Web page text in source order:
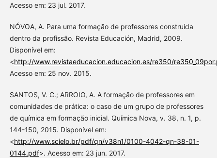
Acesso em: 23 jul. 2017.
NÓVOA, A. Para uma formação de professores construída
dentro da profissão. Revista Educación, Madrid, 2009.
Disponível em:
<http://www.revistaeducacion.educacion.es/re350/
Acesso em: 25 nov. 2015.
SANTOS, V. C.; ARROIO, A. A formação de professores em
comunidades de prática: o caso de um grupo de professores
de química em formação inicial. Química Nova, v. 38, n. 1, p.
144-150, 2015. Disponível em:
<http://www.scielo.br/pdf/qn/v38n1/0100-4042-qn-38-01-
0144.pdf>. Acesso em: 23 jun. 2017.